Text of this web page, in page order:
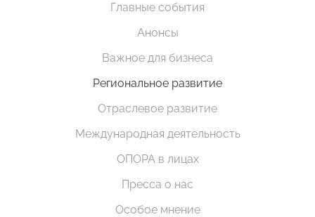
Главные события
Анонсы
Важное для бизнеса
Региональное развитие
Отраслевое развитие
Международная деятельность
ОПОРА в лицах
Пресса о нас
Особое мнение